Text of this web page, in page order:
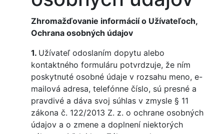
Zhromažďovanie informácií o Užívateľoch,
Ochrana osobných údajov
1. Užívateľ odoslaním dopytu alebo
kontaktného formuláru potvrdzuje, že ním
poskytnuté osobné údaje v rozsahu meno, e-
mailová adresa, telefónne číslo, sú presné a
pravdivé a dáva svoj súhlas v zmysle § 11
zákona č. 122/2013 Z. z. o ochrane osobných
údajov a o zmene a doplnení niektorých